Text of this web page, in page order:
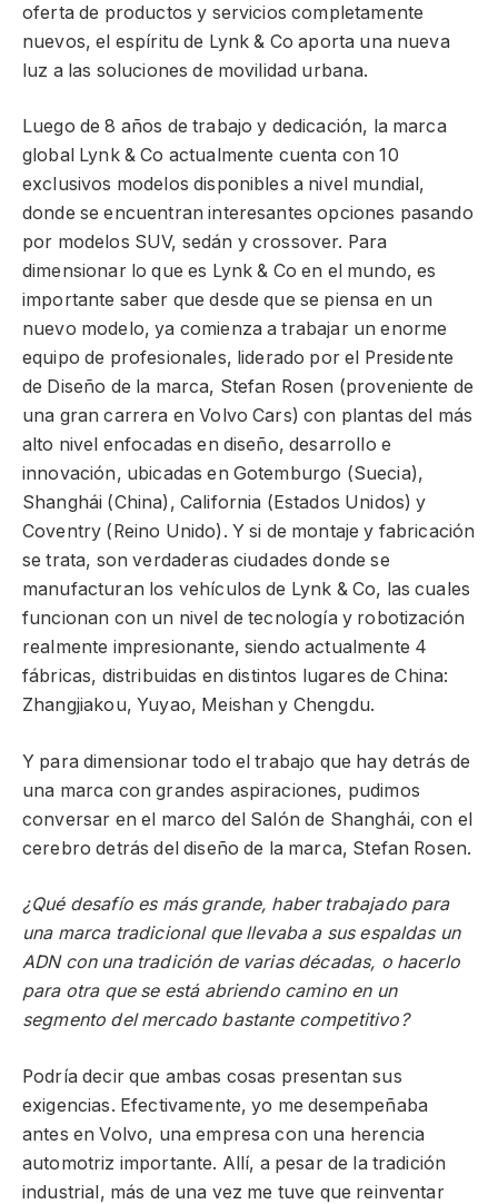
oferta de productos y servicios completamente
nuevos, el espíritu de Lynk & Co aporta una nueva
luz a las soluciones de movilidad urbana.
Luego de 8 años de trabajo y dedicación, la marca
global Lynk & Co actualmente cuenta con 10
exclusivos modelos disponibles a nivel mundial,
donde se encuentran interesantes opciones pasando
por modelos SUV, sedán y crossover. Para
dimensionar lo que es Lynk & Co en el mundo, es
importante saber que desde que se piensa en un
nuevo modelo, ya comienza a trabajar un enorme
equipo de profesionales, liderado por el Presidente
de Diseño de la marca, Stefan Rosen (proveniente de
una gran carrera en Volvo Cars) con plantas del más
alto nivel enfocadas en diseño, desarrollo e
innovación, ubicadas en Gotemburgo (Suecia),
Shanghái (China), California (Estados Unidos) y
Coventry (Reino Unido). Y si de montaje y fabricación
se trata, son verdaderas ciudades donde se
manufacturan los vehículos de Lynk & Co, las cuales
funcionan con un nivel de tecnología y robotización
realmente impresionante, siendo actualmente 4
fábricas, distribuidas en distintos lugares de China:
Zhangjiakou, Yuyao, Meishan y Chengdu.
Y para dimensionar todo el trabajo que hay detrás de
una marca con grandes aspiraciones, pudimos
conversar en el marco del Salón de Shanghái, con el
cerebro detrás del diseño de la marca, Stefan Rosen.
¿Qué desafío es más grande, haber trabajado para
una marca tradicional que llevaba a sus espaldas un
ADN con una tradición de varias décadas, o hacerlo
para otra que se está abriendo camino en un
segmento del mercado bastante competitivo?
Podría decir que ambas cosas presentan sus
exigencias. Efectivamente, yo me desempeñaba
antes en Volvo, una empresa con una herencia
automotriz importante. Allí, a pesar de la tradición
industrial, más de una vez me tuve que reinventar